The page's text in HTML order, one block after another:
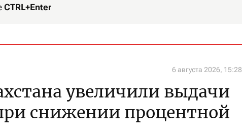
CTRL+Enter
6 августа 2026, 15:28
увеличили выдачи
снижении процентной